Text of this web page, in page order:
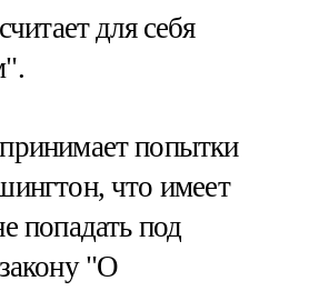
для себя
попытки
что имеет
попадать под
"О